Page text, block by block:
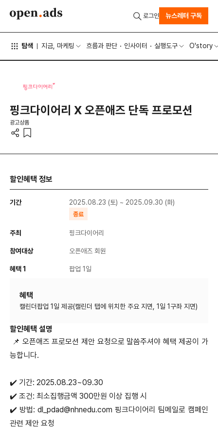
탐색 지금, 마케팅 흐름과 판단 인사이터 실행도구 O'story
로그인 뉴스레터 구독
핑크다이어리 X 오픈애즈 단독 프로모션
광고상품
할인혜택 정보
기간 2025.08.23 (토) ~ 2025.09.30 (화)
종료
주최 핑크다이어리
참여대상 오픈애즈 회원
혜택 1 팝업 1일
혜택
할인혜택 설명
📌 오픈애즈 프로모션 제안 요청으로 말씀주셔야 혜택 제공이 가
능합니다.
✔️ 기간: 2025.08.23~09.30
✔️ 조건: 최소집행금액 300만원 이상 집행 시
✔️ 방법: dl_pdad@nhnedu.com 핑크다이어리 팀메일로 캠페인
관련 제안 요청